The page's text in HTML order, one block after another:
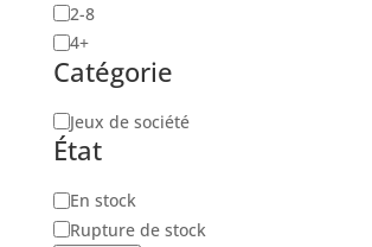
2-8
4+
Catégorie
Catégorie
Jeux de société
État
Disponibilité
En stock
Rupture de stock